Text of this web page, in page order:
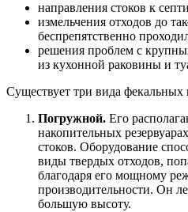
направления стоков к
измельчения отходов до
беспрепятственно
решения проблем с
из кухонной раковины и
Существует три вида фекальных
Погружной. Его
накопительных
стоков. Оборудование
виды твердых отходов,
благодаря его мощному
производительности. Он
большую высоту.